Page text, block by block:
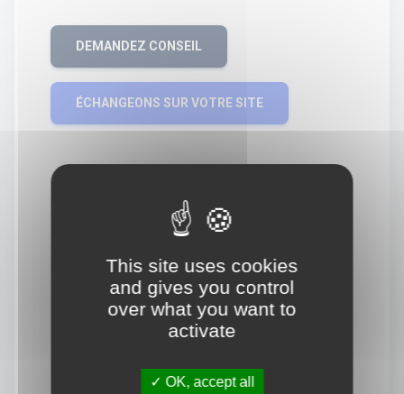
DEMANDEZ CONSEIL
ÉCHANGEONS SUR VOTRE SITE
This site uses cookies
and gives you control
over what you want to
activate
OK, accept all